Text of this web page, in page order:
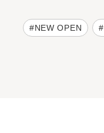
NEW OPEN